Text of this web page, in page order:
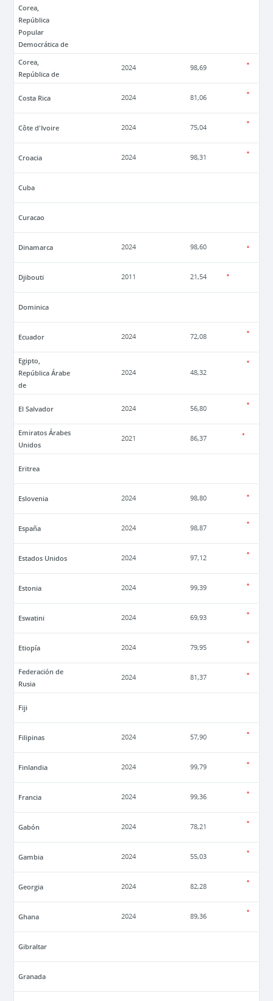
Corea,
República
Popular
Democrática de
Corea,
República de
2024 98,69
Costa Rica 2024 81,06
Côte d'Ivoire 2024 75,04
Croacia 2024 98,31
Cuba
Curacao
Dinamarca 2024 98,60
Djibouti 2011 21,54
Dominica
Ecuador 2024 72,08
Egipto,
República Árabe
de
2024 48,32
El Salvador 2024 56,80
Emiratos Árabes
Unidos
2021 86,37
Eritrea
Eslovenia 2024 98,80
España 2024 98,87
Estados Unidos 2024 97,12
Estonia 2024 99,39
Eswatini 2024 69,93
Etiopía 2024 79,95
Federación de
Rusia
2024 81,37
Fiji
Filipinas 2024 57,90
Finlandia 2024 99,79
Francia 2024 99,36
Gabón 2024 78,21
Gambia 2024 55,03
Georgia 2024 82,28
Ghana 2024 89,36
Gibraltar
Granada